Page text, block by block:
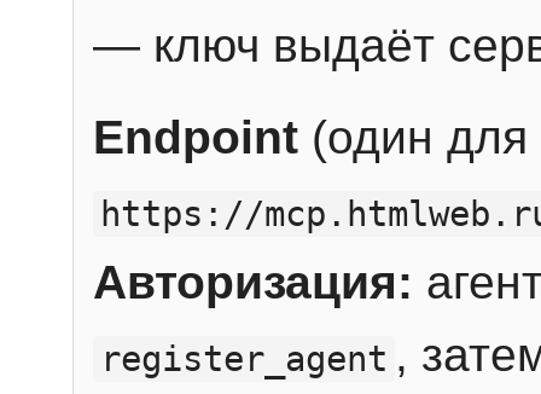
— ключ выдаёт
Endpoint (один для
https://
Авторизация:
register_agent ,